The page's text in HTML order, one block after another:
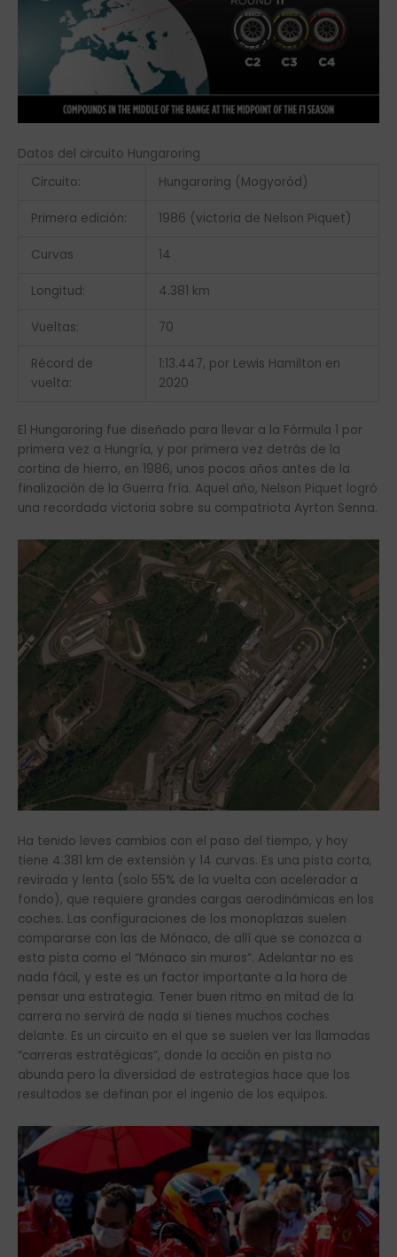
Datos del circuito Hungaroring
Circuito:
Hungaroring (Mogyoród)
Primera edición: 1986 (victoria de Nelson Piquet)
Curvas 14
Longitud: 4.381 km
Vueltas: 70
Récord de
vuelta:
1:13.447, por Lewis Hamilton en
2020
El Hungaroring fue diseñado para llevar a la Fórmula 1 por
primera vez a Hungría, y por primera vez detrás de la
cortina de hierro, en 1986, unos pocos años antes de la
finalización de la Guerra fría. Aquel año, Nelson Piquet logró
una recordada victoria sobre su compatriota Ayrton Senna.
Ha tenido leves cambios con el paso del tiempo, y hoy
tiene 4.381 km de extensión y 14 curvas. Es una pista corta,
revirada y lenta (solo 55% de la vuelta con acelerador a
fondo), que requiere grandes cargas aerodinámicas en los
coches. Las configuraciones de los monoplazas suelen
compararse con las de Mónaco, de allí que se conozca a
esta pista como el “Mónaco sin muros”. Adelantar no es
nada fácil, y este es un factor importante a la hora de
pensar una estrategia. Tener buen ritmo en mitad de la
carrera no servirá de nada si tienes muchos coches
delante. Es un circuito en el que se suelen ver las llamadas
“carreras estratégicas”, donde la acción en pista no
abunda pero la diversidad de estrategias hace que los
resultados se definan por el ingenio de los equipos.